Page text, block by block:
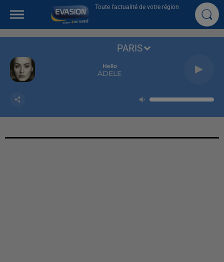
Toute l'actualité de votre région
Hello
ADELE
PARIS